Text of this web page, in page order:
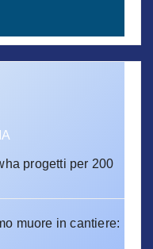
progetti per 200
muore in cantiere: